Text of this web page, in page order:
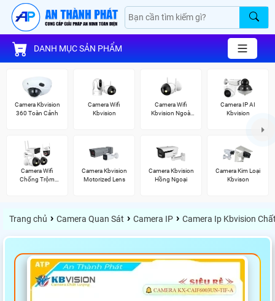
DANH MỤC SẢN PHẨM
Camera Kbvision
360 Toàn Cảnh
Camera Wifi
Kbvision
Camera Wifi
Kbvision Ngoài
Camera IP AI
Kbvision
Camera Wifi
Chống Trộm
Camera Kbvision
Motorized Lens
Camera Kbvision
Hồng Ngoại
Camera Kim Loại
Kbvison
Trang chủ › Camera Quan Sát › Camera IP › Camera Ip Kbvision